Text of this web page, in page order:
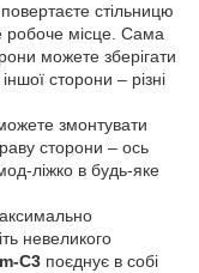
стільницю
робоче місце. Сама
можете зберігати
сторони – різні
змонтувати
сторони – ось
ліжко в будь-яке
невеликого
C3 поєднує в собі